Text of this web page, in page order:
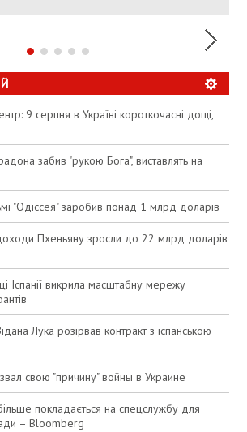
9 серпня в Україні короткочасні дощі,
забив "рукою Бога", виставлять на
"Одіссея" заробив понад 1 млрд доларів
Пхеньяну зросли до 22 млрд доларів
Іспанії викрила масштабну мережу
Лука розірвав контракт з іспанською
свою "причину" войны в Украине
покладається на спецслужбу для
– Bloomberg